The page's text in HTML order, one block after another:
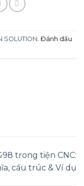
SOLUTION. Đánh dấu
trong tiện CNC:
cấu trúc & Ví dụ